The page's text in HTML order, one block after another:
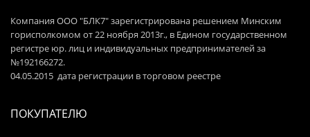
Компания ООО "БЛК7" зарегистрирована решением Минским
горисполкомом от 22 ноября 2013г., в Едином государственном
регистре юр. лиц и индивидуальных предпринимателей за
№192166272.
04.05.2015 дата регистрации в торговом реестре
ПОКУПАТЕЛЮ